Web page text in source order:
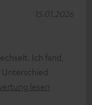
Ich fand,
Unterschied
lesen
15.01.2026